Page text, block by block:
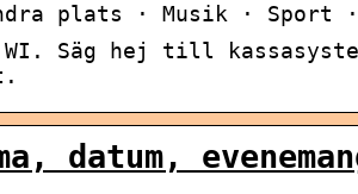
plats · Musik · Sport
Säg hej till
datum,